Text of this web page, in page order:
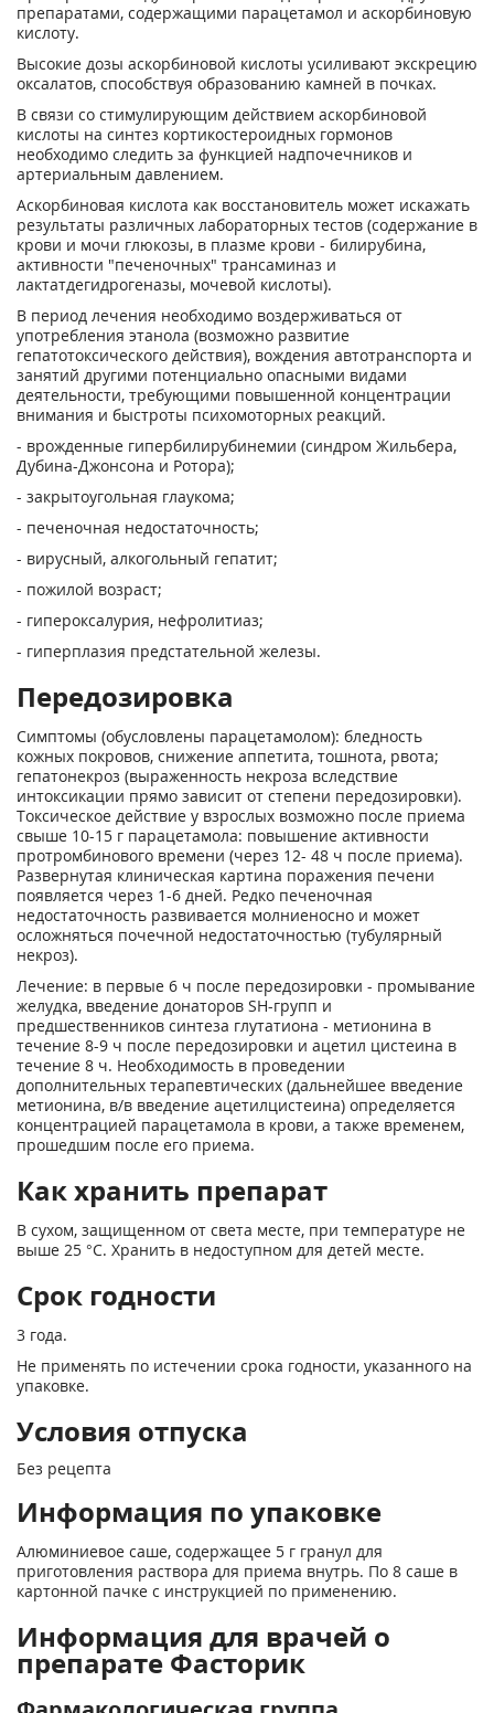
препаратами, содержащими парацетамол и аскорбиновую
кислоту.
Высокие дозы аскорбиновой кислоты усиливают экскрецию
оксалатов, способствуя образованию камней в почках.
В связи со стимулирующим действием аскорбиновой
кислоты на синтез кортикостероидных гормонов
необходимо следить за функцией надпочечников и
артериальным давлением.
Аскорбиновая кислота как восстановитель может искажать
результаты различных лабораторных тестов (содержание в
крови и мочи глюкозы, в плазме крови - билирубина,
активности "печеночных" трансаминаз и
лактатдегидрогеназы, мочевой кислоты).
В период лечения необходимо воздерживаться от
употребления этанола (возможно развитие
гепатотоксического действия), вождения автотранспорта и
занятий другими потенциально опасными видами
деятельности, требующими повышенной концентрации
внимания и быстроты психомоторных реакций.
- врожденные гипербилирубинемии (синдром Жильбера,
Дубина-Джонсона и Ротора);
- закрытоугольная глаукома;
- печеночная недостаточность;
- вирусный, алкогольный гепатит;
- пожилой возраст;
- гипероксалурия, нефролитиаз;
- гиперплазия предстательной железы.
Передозировка
Симптомы (обусловлены парацетамолом): бледность
кожных покровов, снижение аппетита, тошнота, рвота;
гепатонекроз (выраженность некроза вследствие
интоксикации прямо зависит от степени передозировки).
Токсическое действие у взрослых возможно после приема
свыше 10-15 г парацетамола: повышение активности
протромбинового времени (через 12- 48 ч после приема).
Развернутая клиническая картина поражения печени
появляется через 1-6 дней. Редко печеночная
недостаточность развивается молниеносно и может
осложняться почечной недостаточностью (тубулярный
некроз).
Лечение: в первые 6 ч после передозировки - промывание
желудка, введение донаторов SH-групп и
предшественников синтеза глутатиона - метионина в
течение 8-9 ч после передозировки и ацетил цистеина в
течение 8 ч. Необходимость в проведении
дополнительных терапевтических (дальнейшее введение
метионина, в/в введение ацетилцистеина) определяется
концентрацией парацетамола в крови, а также временем,
прошедшим после его приема.
Как хранить препарат
В сухом, защищенном от света месте, при температуре не
выше 25 °С. Хранить в недоступном для детей месте.
Срок годности
3 года.
Не применять по истечении срока годности, указанного на
упаковке.
Условия отпуска
Без рецепта
Информация по упаковке
Алюминиевое саше, содержащее 5 г гранул для
приготовления раствора для приема внутрь. По 8 саше в
картонной пачке с инструкцией по применению.
Информация для врачей о
препарате Фасторик